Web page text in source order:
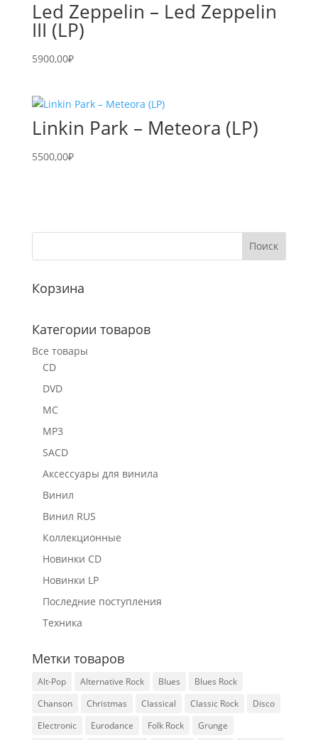
Led Zeppelin – Led Zeppelin
III (LP)
5900,00₽
Linkin Park – Meteora (LP)
5500,00₽
Корзина
Категории товаров
Все товары
CD
DVD
MC
MP3
SACD
Аксессуары для винила
Винил
Винил RUS
Коллекционные
Новинки CD
Новинки LP
Последние поступления
Техника
Метки товаров
Alt-Pop Alternative Rock Blues
Blues Rock
Chanson
Christmas Classical Classic Rock
Disco
Electronic
Eurodance Folk Rock
Grunge